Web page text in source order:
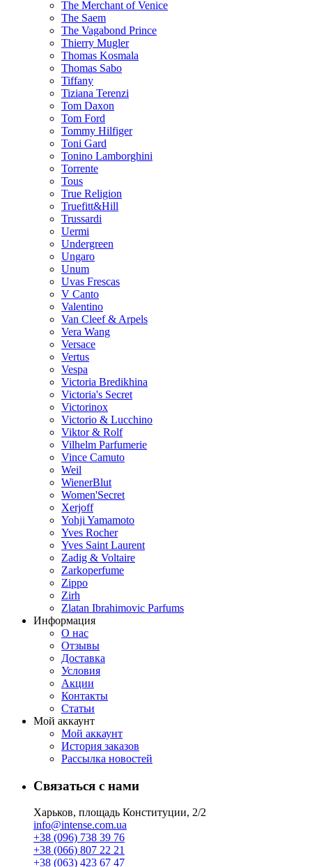
The Merchant of Venice
The Saem
The Vagabond Prince
Thierry Mugler
Thomas Kosmala
Thomas Sabo
Tiffany
Tiziana Terenzi
Tom Daxon
Tom Ford
Tommy Hilfiger
Toni Gard
Tonino Lamborghini
Torrente
Tous
True Religion
Truefitt&Hill
Trussardi
Uermi
Undergreen
Ungaro
Unum
Uvas Frescas
V Canto
Valentino
Van Cleef & Arpels
Vera Wang
Versace
Vertus
Vespa
Victoria Bredikhina
Victoria's Secret
Victorinox
Victorio & Lucchino
Viktor & Rolf
Vilhelm Parfumerie
Vince Camuto
Weil
WienerBlut
Women'Secret
Xerjoff
Yohji Yamamoto
Yves Rocher
Yves Saint Laurent
Zadig & Voltaire
Zarkoperfume
Zippo
Zirh
Zlatan Ibrahimovic Parfums
Информация
О нас
Отзывы
Доставка
Условия
Aкции
Контакты
Статьи
Мой аккаунт
Мой аккаунт
История заказов
Рассылка новостей
Связаться с нами
Харьков, площадь Конституции, 2/2
info@intense.com.ua
+38 (096) 738 39 76
+38 (066) 807 22 21
+38 (063) 423 67 47